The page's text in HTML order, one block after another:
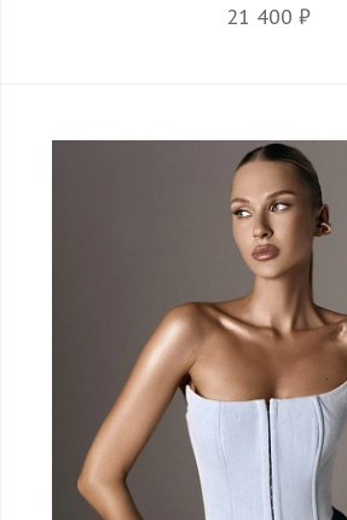
21 400 ₽